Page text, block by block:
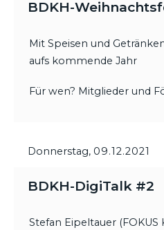
BDKH-
Mit Speisen und
aufs kommende Jahr
Für wen? Mitglieder und
Donnerstag, 09.12.2021
BDKH-DigiTalk #2
Stefan Eipeltauer (FOKUS